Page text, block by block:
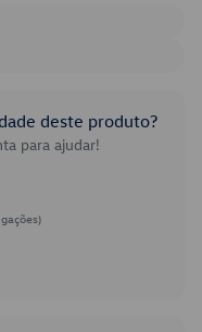
deste produto?
para ajudar!